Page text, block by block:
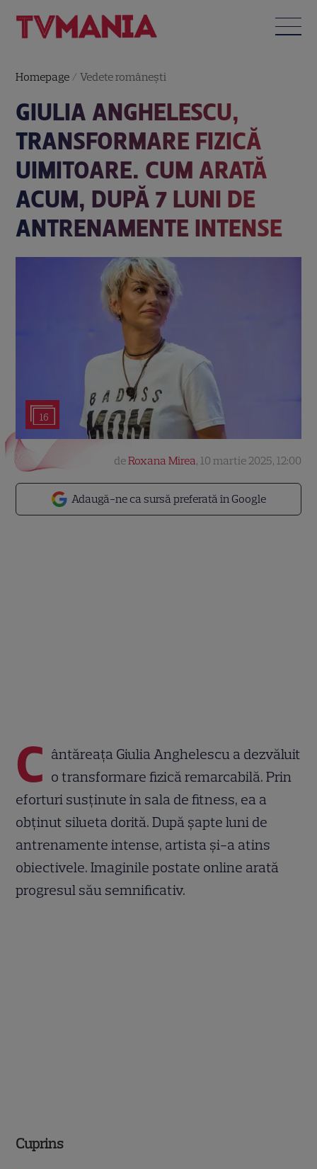
Homepage /Vedete româneşti
GIULIA ANGHELESCU,
TRANSFORMARE FIZICĂ
UIMITOARE. CUM ARATĂ
ACUM, DUPĂ 7 LUNI DE
ANTRENAMENTE INTENSE
16
Adaugă-ne ca sursă preferată în Google
deRoxana Mirea, 10 martie 2025, 12:00
C ântăreața Giulia Anghelescu a dezvăluit
o transformare fizică remarcabilă. Prin
eforturi susținute în sala de fitness, ea a
obținut silueta dorită. După șapte luni de
antrenamente intense, artista și-a atins
obiectivele. Imaginile postate online arată
progresul său semnificativ.
Cuprins